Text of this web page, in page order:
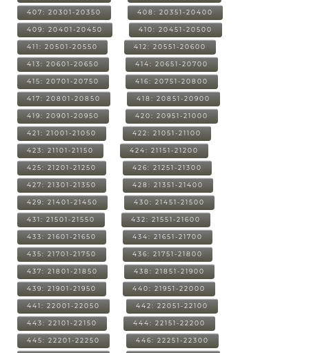
407: 20301-20350 408: 20351-20400
409: 20401-20450 410: 20451-20500
411: 20501-20550 412: 20551-20600
413: 20601-20650 414: 20651-20700
415: 20701-20750 416: 20751-20800
417: 20801-20850 418: 20851-20900
419: 20901-20950 420: 20951-21000
421: 21001-21050 422: 21051-21100
423: 21101-21150 424: 21151-21200
425: 21201-21250 426: 21251-21300
427: 21301-21350 428: 21351-21400
429: 21401-21450 430: 21451-21500
431: 21501-21550 432: 21551-21600
433: 21601-21650 434: 21651-21700
435: 21701-21750 436: 21751-21800
437: 21801-21850 438: 21851-21900
439: 21901-21950 440: 21951-22000
441: 22001-22050 442: 22051-22100
443: 22101-22150 444: 22151-22200
445: 22201-22250 446: 22251-22300